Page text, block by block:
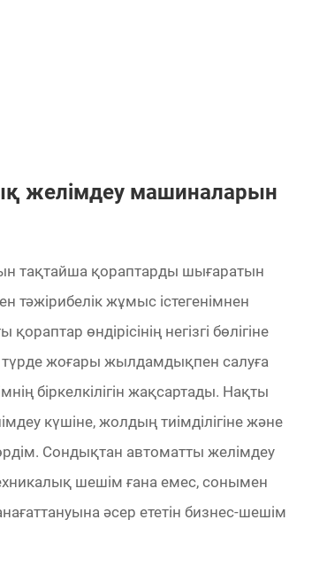
желімдеу машиналарын
тақтайша қораптарды шығаратын
тәжірибелік жұмыс істегенімнен
өндірісінің негізгі бөлігіне
жоғары жылдамдықпен салуға
біркелкілігін жақсартады. Нақты
күшіне, жолдың тиімділігіне және
Сондықтан автоматты желімдеу
шешім ғана емес, сонымен
әсер ететін бизнес-шешім